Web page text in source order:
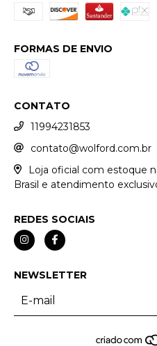
FORMAS DE ENVIO
CONTATO
11994231853
contato@wolford.com.br
Loja oficial com estoque
Brasil e atendimento
REDES SOCIAIS
NEWSLETTER